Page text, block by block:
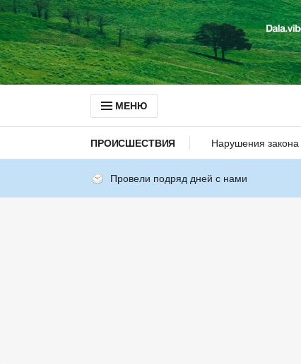
МЕНЮ
ПРОИСШЕСТВИЯ Нарушения закона
Провели подряд дней с нами